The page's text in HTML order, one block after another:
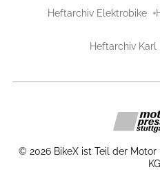
Heftarchiv Elektrobike
Heftarchiv Karl
© 2026 BikeX ist Teil der
KG